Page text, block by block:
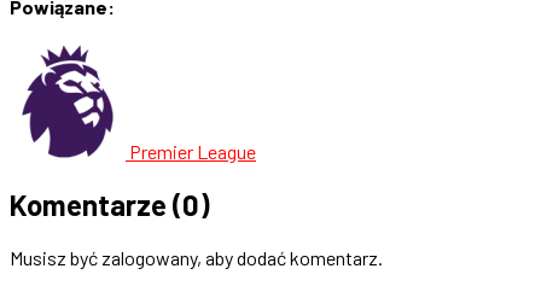
Powiązane:
Premier League
Komentarze (0)
Musisz być zalogowany, aby dodać komentarz.